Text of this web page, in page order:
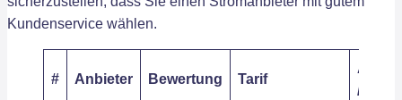
Kundenservice wählen.
# Anbieter Bewertung Tarif
/ kWh